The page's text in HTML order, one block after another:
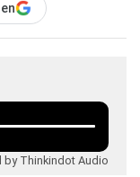
by Thinkindot Audio